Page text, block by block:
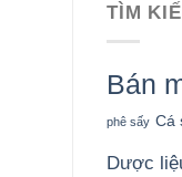
TÌM
Bán
phê sấy Cá
Dược